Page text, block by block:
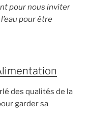
pour nous inviter
pour être
des qualités de la
garder sa